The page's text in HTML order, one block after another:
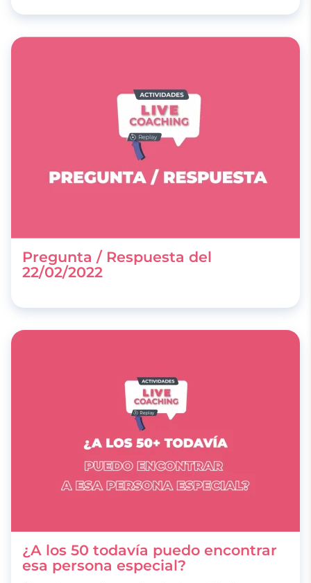
Pregunta / Respuesta del
22/02/2022
¿A los 50 todavía puedo encontrar
esa persona especial?